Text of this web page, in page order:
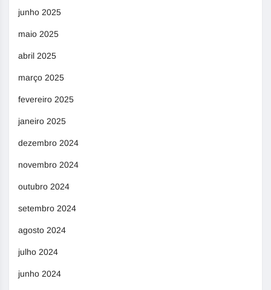
junho 2025
maio 2025
abril 2025
março 2025
fevereiro 2025
janeiro 2025
dezembro 2024
novembro 2024
outubro 2024
setembro 2024
agosto 2024
julho 2024
junho 2024